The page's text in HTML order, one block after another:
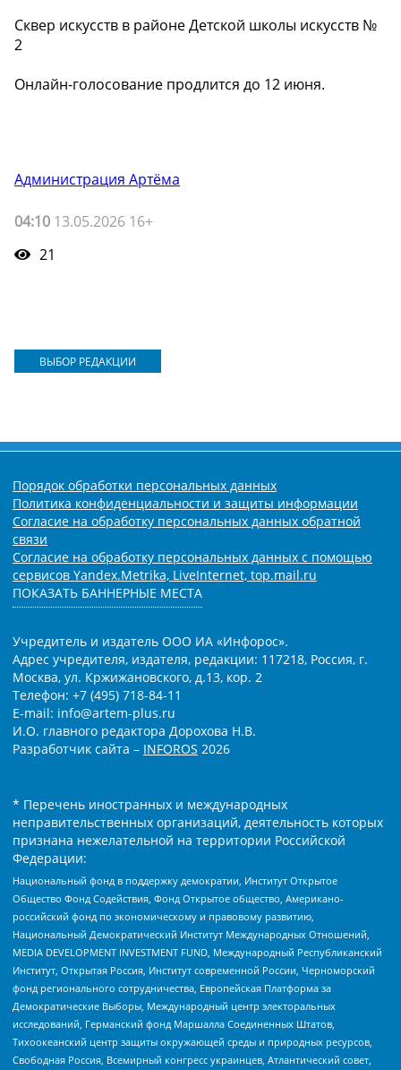
Сквер искусств в районе Детской школы искусств №
2
Онлайн-голосование продлится до 12 июня.
Администрация Артёма
04:10 13.05.2026 16+
21
ВЫБОР РЕДАКЦИИ
Порядок обработки персональных данных
Политика конфиденциальности и защиты информации
Согласие на обработку персональных данных обратной
связи
Согласие на обработку персональных данных с помощью
сервисов Yandex.Metrika, LiveInternet, top.mail.ru
ПОКАЗАТЬ БАННЕРНЫЕ МЕСТА
Учредитель и издатель ООО ИА «Инфорос».
Адрес учредителя, издателя, редакции: 117218, Россия, г.
Москва, ул. Кржижановского, д.13, кор. 2
Телефон: +7 (495) 718-84-11
E-mail: info@artem-plus.ru
И.О. главного редактора Дорохова Н.В.
Разработчик сайта – INFOROS 2026
* Перечень иностранных и международных
неправительственных организаций, деятельность которых
признана нежелательной на территории Российской
Федерации:
Национальный фонд в поддержку демократии, Институт Открытое
Общество Фонд Содействия, Фонд Открытое общество, Американо-
российский фонд по экономическому и правовому развитию,
Национальный Демократический Институт Международных Отношений,
MEDIA DEVELOPMENT INVESTMENT FUND, Международный Республиканский
Институт, Открытая Россия, Институт современной России, Черноморский
фонд регионального сотрудничества, Европейская Платформа за
Демократические Выборы, Международный центр электоральных
исследований, Германский фонд Маршалла Соединенных Штатов,
Тихоокеанский центр защиты окружающей среды и природных ресурсов,
Свободная Россия, Всемирный конгресс украинцев, Атлантический совет,